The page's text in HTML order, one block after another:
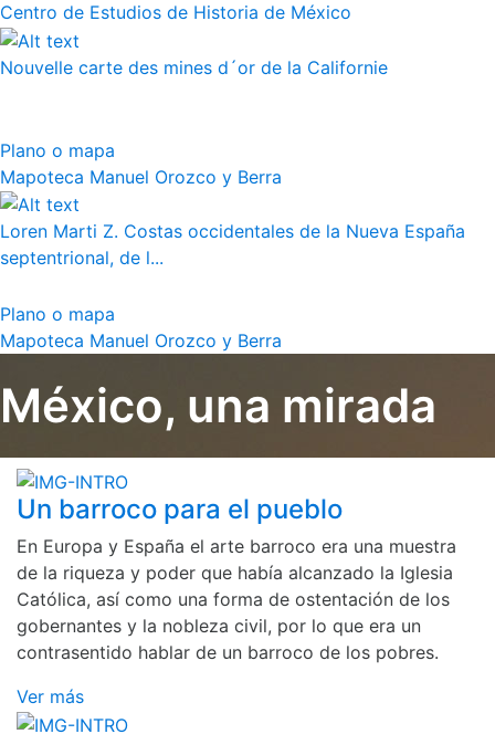
Centro de Estudios de Historia de México
Nouvelle carte des mines d´or de la Californie
Plano o mapa
Mapoteca Manuel Orozco y Berra
Loren Marti Z. Costas occidentales de la Nueva España
septentrional, de l...
Plano o mapa
Mapoteca Manuel Orozco y Berra
México, una mirada
Un barroco para el pueblo
En Europa y España el arte barroco era una muestra
de la riqueza y poder que había alcanzado la Iglesia
Católica, así como una forma de ostentación de los
gobernantes y la nobleza civil, por lo que era un
contrasentido hablar de un barroco de los pobres.
Ver más